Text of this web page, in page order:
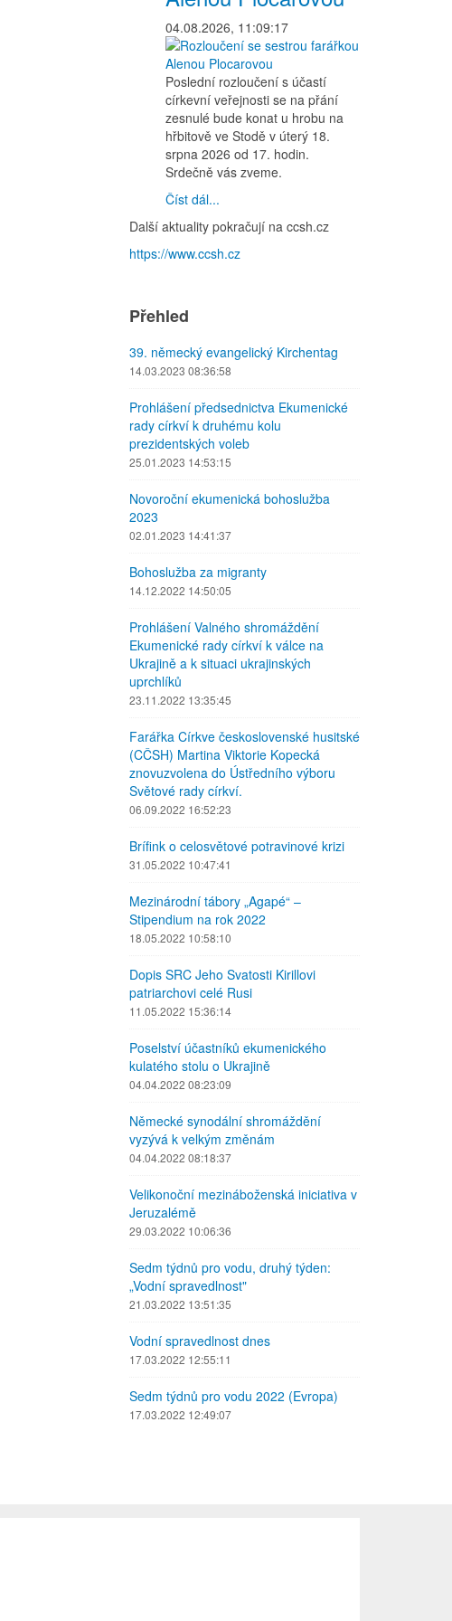
04.08.2026, 11:09:17
Poslední rozloučení s účastí
církevní veřejnosti se na přání
zesnulé bude konat u hrobu na
hřbitově ve Stodě v úterý 18.
srpna 2026 od 17. hodin.
Srdečně vás zveme.
Číst dál...
Další aktuality pokračují na ccsh.cz
https://www.ccsh.cz
Přehled
39. německý evangelický Kirchentag
14.03.2023 08:36:58
Prohlášení předsednictva Ekumenické
rady církví k druhému kolu
prezidentských voleb
25.01.2023 14:53:15
Novoroční ekumenická bohoslužba
2023
02.01.2023 14:41:37
Bohoslužba za migranty
14.12.2022 14:50:05
Prohlášení Valného shromáždění
Ekumenické rady církví k válce na
Ukrajině a k situaci ukrajinských
uprchlíků
23.11.2022 13:35:45
Farářka Církve československé husitské
(CČSH) Martina Viktorie Kopecká
znovuzvolena do Ústředního výboru
Světové rady církví.
06.09.2022 16:52:23
Brífink o celosvětové potravinové krizi
31.05.2022 10:47:41
Mezinárodní tábory „Agapé“ –
Stipendium na rok 2022
18.05.2022 10:58:10
Dopis SRC Jeho Svatosti Kirillovi
patriarchovi celé Rusi
11.05.2022 15:36:14
Poselství účastníků ekumenického
kulatého stolu o Ukrajině
04.04.2022 08:23:09
Německé synodální shromáždění
vyzývá k velkým změnám
04.04.2022 08:18:37
Velikonoční mezináboženská iniciativa v
Jeruzalémě
29.03.2022 10:06:36
Sedm týdnů pro vodu, druhý týden:
„Vodní spravedlnost"
21.03.2022 13:51:35
Vodní spravedlnost dnes
17.03.2022 12:55:11
Sedm týdnů pro vodu 2022 (Evropa)
17.03.2022 12:49:07